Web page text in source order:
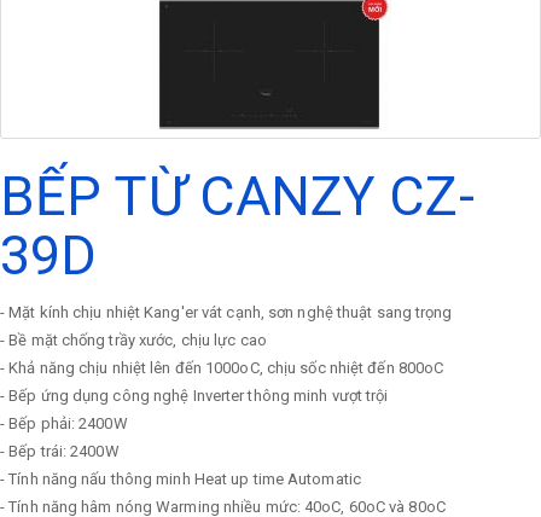
BẾP TỪ CANZY CZ-
39D
- Mặt kính chịu nhiệt Kang'er vát cạnh, sơn nghệ thuật sang trọng
- Bề mặt chống trầy xước, chịu lực cao
- Khả năng chịu nhiệt lên đến 1000oC, chịu sốc nhiệt đến 800oC
- Bếp ứng dụng công nghệ Inverter thông minh vượt trội
- Bếp phải: 2400W
- Bếp trái: 2400W
- Tính năng nấu thông minh Heat up time Automatic
- Tính năng hâm nóng Warming nhiều mức: 40oC, 60oC và 80oC